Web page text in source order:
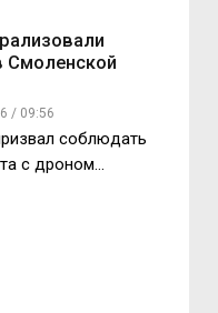
Смоленской
/ 09:56
соблюдать
с дроном...